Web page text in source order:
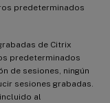
predeterminados
de Citrix
predeterminados
de sesiones, ningún
sesiones grabadas.
al